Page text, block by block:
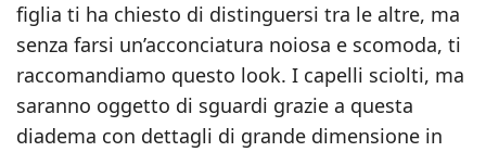
figlia ti ha chiesto di distinguersi tra le altre, ma
senza farsi un’acconciatura noiosa e scomoda, ti
raccomandiamo questo look. I capelli sciolti, ma
saranno oggetto di sguardi grazie a questa
diadema con dettagli di grande dimensione in